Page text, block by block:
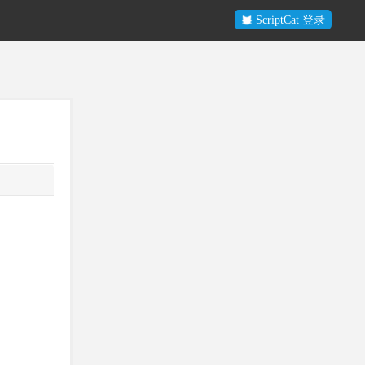
ScriptCat 登录